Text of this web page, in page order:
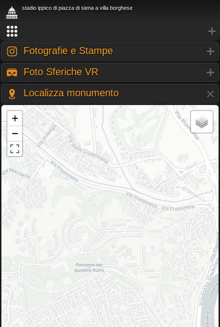
stadio ippico di piazza di siena a villa borghese
Fotografie e Stampe
Foto Sferiche VR
Localizza monumento
+
−